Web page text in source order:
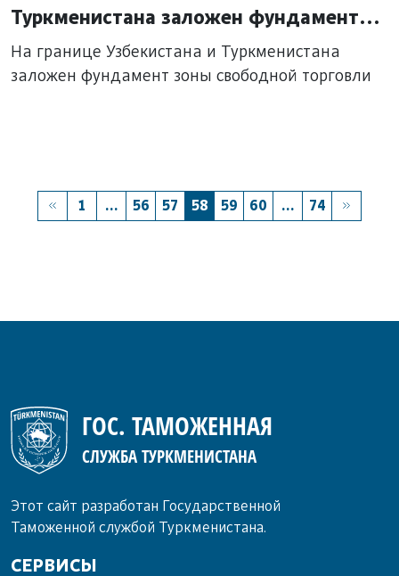
Туркменистана заложен фундамент
зоны свободной торговли
На границе Узбекистана и Туркменистана
заложен фундамент зоны свободной торговли
1 ... 56 57 58 59 60 ... 74
ГОС. ТАМОЖЕННАЯ
СЛУЖБА ТУРКМЕНИСТАНА
Этот сайт разработан Государственной
Таможенной службой Туркменистана.
СЕРВИСЫ